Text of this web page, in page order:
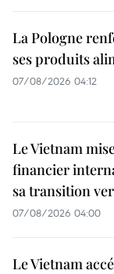
La Pologne
ses produits
07/08/2026 04:12
Le Vietnam
financier
sa transition
07/08/2026 04:00
Le Vietnam